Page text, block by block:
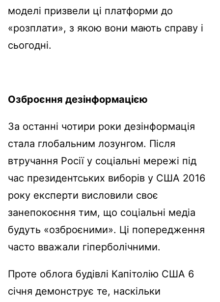
моделі призвели ці платформи до
«розплати», з якою вони мають справу і
сьогодні.
Озброєння дезінформацією
За останні чотири роки дезінформація
стала глобальним лозунгом. Після
втручання Росії у соціальні мережі під
час президентських виборів у США 2016
року експерти висловили своє
занепокоєння тим, що соціальні медіа
будуть «озброєними». Ці попередження
часто вважали гіперболічними.
Проте облога будівлі Капітолію США 6
січня демонструє те, наскільки